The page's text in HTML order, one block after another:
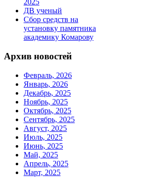
2025
ДВ ученый
Сбор средств на
установку памятника
академику Комарову
Архив новостей
Февраль, 2026
Январь, 2026
Декабрь, 2025
Ноябрь, 2025
Октябрь, 2025
Сентябрь, 2025
Август, 2025
Июль, 2025
Июнь, 2025
Май, 2025
Апрель, 2025
Март, 2025